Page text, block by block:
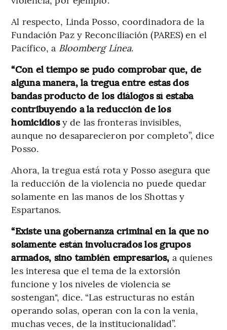
Al respecto, Linda Posso, coordinadora de la
Fundación Paz y Reconciliación (PARES) en el
Pacífico, a Bloomberg Línea.
“Con el tiempo se pudo comprobar que, de
alguna manera, la tregua entre estas dos
bandas producto de los diálogos sí estaba
contribuyendo a la reducción de los
homicidiosy de las fronteras invisibles,
aunque no desaparecieron por completo”, dice
Posso.
Ahora, la tregua está rota y Posso asegura que
la reducción de la violencia no puede quedar
solamente en las manos de los Shottas y
Espartanos.
“Existe una gobernanza criminal en la que no
solamente están involucrados los grupos
armados, sino también empresarios, a quienes
les interesa que el tema de la extorsión
funcione y los niveles de violencia se
sostengan", dice. “Las estructuras no están
operando solas, operan con la con la venia,
muchas veces, de la institucionalidad”.